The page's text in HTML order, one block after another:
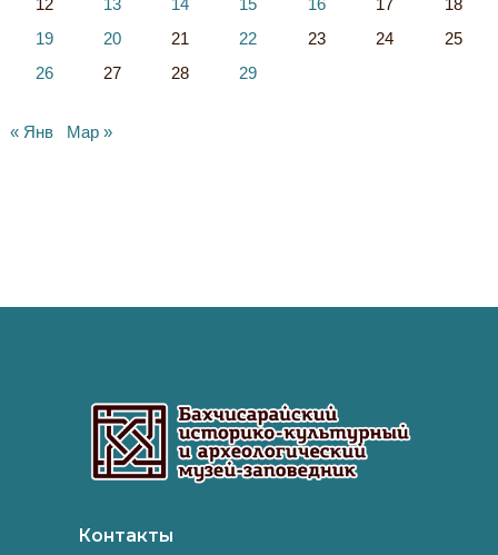
12
13 14 15 16 17
18
19
20 21 22 23 24
25
26
27 28 29
« Янв Мар »
Контакты